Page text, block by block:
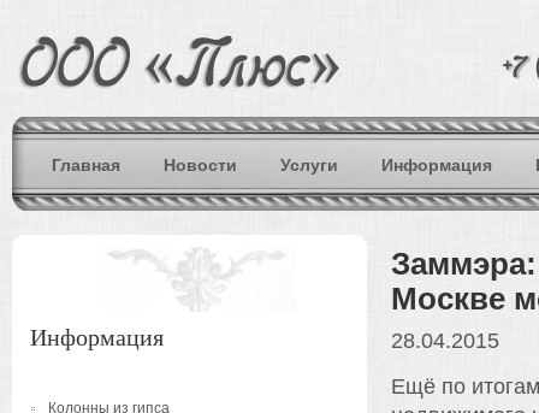
Главная Новости Услуги Информация
Информация
Колонны из гипса
Москве
28.04.2015
Ещё по